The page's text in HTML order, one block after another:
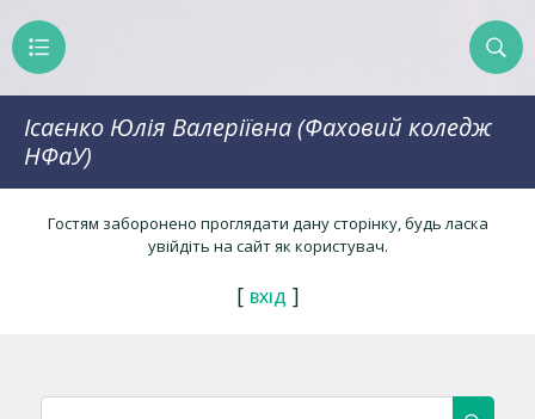
Ісаєнко Юлія Валеріївна (Фаховий коледж
НФаУ)
Гостям заборонено проглядати дану сторінку, будь ласка
увійдіть на сайт як користувач.
[ ВХІД ]